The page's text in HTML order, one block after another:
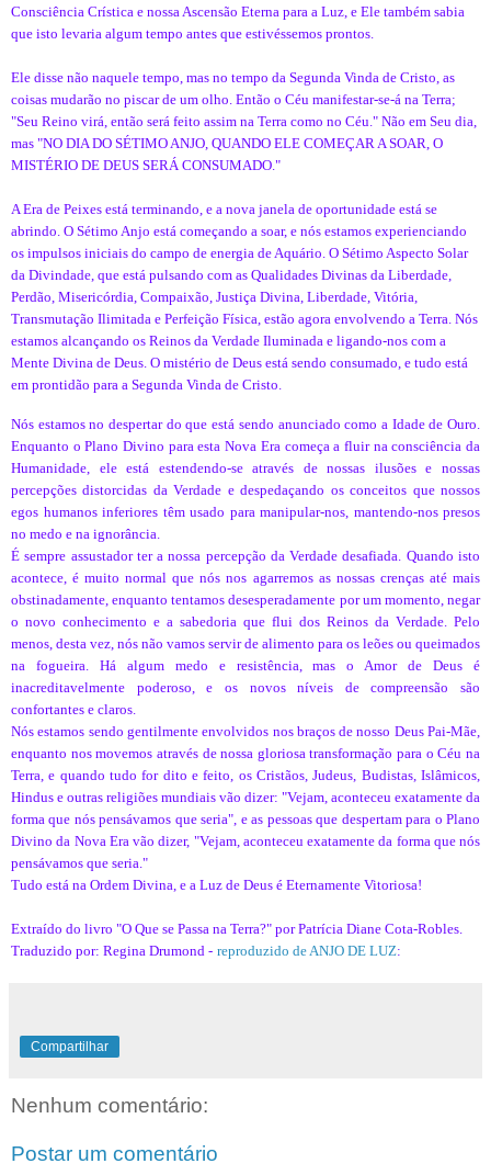
Consciência Crística e nossa Ascensão Eterna para a Luz, e Ele também sabia
que isto levaria algum tempo antes que estivéssemos prontos.
Ele disse não naquele tempo, mas no tempo da Segunda Vinda de Cristo, as
coisas mudarão no piscar de um olho. Então o Céu manifestar-se-á na Terra;
"Seu Reino virá, então será feito assim na Terra como no Céu." Não em Seu dia,
mas "NO DIA DO SÉTIMO ANJO, QUANDO ELE COMEÇAR A SOAR, O
MISTÉRIO DE DEUS SERÁ CONSUMADO."
A Era de Peixes está terminando, e a nova janela de oportunidade está se
abrindo. O Sétimo Anjo está começando a soar, e nós estamos experienciando
os impulsos iniciais do campo de energia de Aquário. O Sétimo Aspecto Solar
da Divindade, que está pulsando com as Qualidades Divinas da Liberdade,
Perdão, Misericórdia, Compaixão, Justiça Divina, Liberdade, Vitória,
Transmutação Ilimitada e Perfeição Física, estão agora envolvendo a Terra. Nós
estamos alcançando os Reinos da Verdade Iluminada e ligando-nos com a
Mente Divina de Deus. O mistério de Deus está sendo consumado, e tudo está
em prontidão para a Segunda Vinda de Cristo.
Nós estamos no despertar do que está sendo anunciado como a Idade de Ouro.
Enquanto o Plano Divino para esta Nova Era começa a fluir na consciência da
Humanidade, ele está estendendo-se através de nossas ilusões e nossas
percepções distorcidas da Verdade e despedaçando os conceitos que nossos
egos humanos inferiores têm usado para manipular-nos, mantendo-nos presos
no medo e na ignorância.
É sempre assustador ter a nossa percepção da Verdade desafiada. Quando isto
acontece, é muito normal que nós nos agarremos as nossas crenças até mais
obstinadamente, enquanto tentamos desesperadamente por um momento, negar
o novo conhecimento e a sabedoria que flui dos Reinos da Verdade. Pelo
menos, desta vez, nós não vamos servir de alimento para os leões ou queimados
na fogueira. Há algum medo e resistência, mas o Amor de Deus é
inacreditavelmente poderoso, e os novos níveis de compreensão são
confortantes e claros.
Nós estamos sendo gentilmente envolvidos nos braços de nosso Deus Pai-Mãe,
enquanto nos movemos através de nossa gloriosa transformação para o Céu na
Terra, e quando tudo for dito e feito, os Cristãos, Judeus, Budistas, Islâmicos,
Hindus e outras religiões mundiais vão dizer: "Vejam, aconteceu exatamente da
forma que nós pensávamos que seria", e as pessoas que despertam para o Plano
Divino da Nova Era vão dizer, "Vejam, aconteceu exatamente da forma que nós
pensávamos que seria."
Tudo está na Ordem Divina, e a Luz de Deus é Eternamente Vitoriosa!
Extraído do livro "O Que se Passa na Terra?" por Patrícia Diane Cota-Robles.
Traduzido por: Regina Drumond - reproduzido de ANJO DE LUZ:
Compartilhar
Nenhum comentário:
Postar um comentário